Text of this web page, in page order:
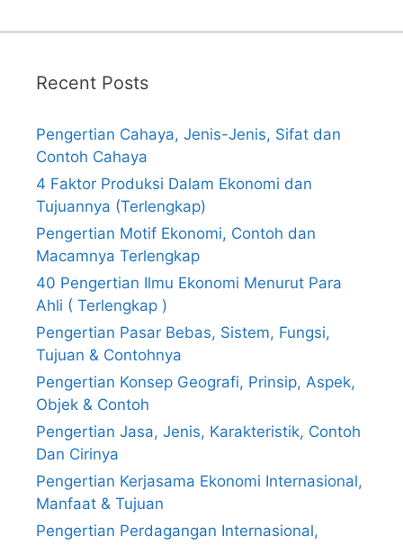
Recent Posts
Pengertian Cahaya, Jenis-Jenis, Sifat dan
Contoh Cahaya
4 Faktor Produksi Dalam Ekonomi dan
Tujuannya (Terlengkap)
Pengertian Motif Ekonomi, Contoh dan
Macamnya Terlengkap
40 Pengertian Ilmu Ekonomi Menurut Para
Ahli ( Terlengkap )
Pengertian Pasar Bebas, Sistem, Fungsi,
Tujuan & Contohnya
Pengertian Konsep Geografi, Prinsip, Aspek,
Objek & Contoh
Pengertian Jasa, Jenis, Karakteristik, Contoh
Dan Cirinya
Pengertian Kerjasama Ekonomi Internasional,
Manfaat & Tujuan
Pengertian Perdagangan Internasional,